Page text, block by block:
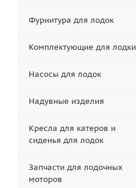
Фурнитура для лодок
Комплектующие для лодки
Насосы для лодок
Надувные изделия
Кресла для катеров и
сиденья для лодок
Запчасти для лодочных
моторов